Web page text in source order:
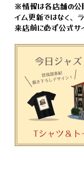
※情報は各店舗の公
イム更新ではなく、
来店前に必ず公式サ